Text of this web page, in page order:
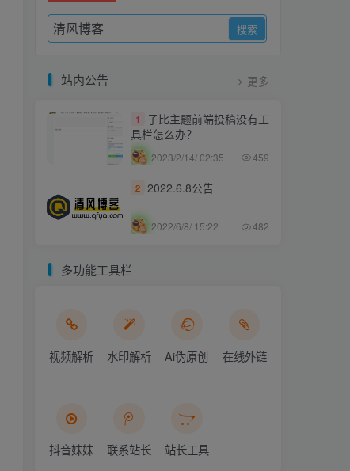
站内公告 更多
1
子比主题前端投稿没有工
具栏怎么办？
2023/2/14/ 02:35 459
2 2022.6.8公告
2022/6/8/ 15:22 482
多功能工具栏
视频解析 水印解析 Ai伪原创 在线外链
抖音妹妹 联系站长 站长工具